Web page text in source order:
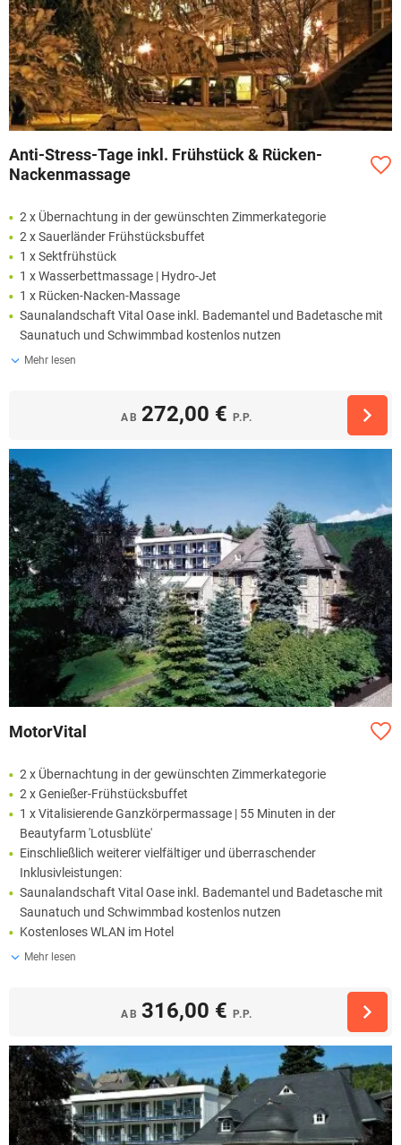
Anti-Stress-Tage inkl. Frühstück & Rücken-
Nackenmassage
2 x Übernachtung in der gewünschten Zimmerkategorie
2 x Sauerländer Frühstücksbuffet
1 x Sektfrühstück
1 x Wasserbettmassage | Hydro-Jet
1 x Rücken-Nacken-Massage
Saunalandschaft Vital Oase inkl. Bademantel und Badetasche mit
Saunatuch und Schwimmbad kostenlos nutzen
Mehr lesen
AB 272,00 € P.P.
MotorVital
2 x Übernachtung in der gewünschten Zimmerkategorie
2 x Genießer-Frühstücksbuffet
1 x Vitalisierende Ganzkörpermassage | 55 Minuten in der
Beautyfarm 'Lotusblüte'
Einschließlich weiterer vielfältiger und überraschender
Inklusivleistungen:
Saunalandschaft Vital Oase inkl. Bademantel und Badetasche mit
Saunatuch und Schwimmbad kostenlos nutzen
Kostenloses WLAN im Hotel
Mehr lesen
AB 316,00 € P.P.